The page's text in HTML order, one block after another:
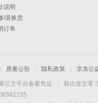
说明
/退换货
订单
质量公告 隐私政策 京东公
三方平台备案凭证
新出发京零